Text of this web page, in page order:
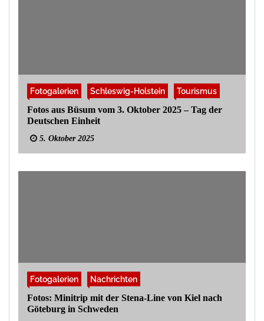
Fotogalerien Schleswig-Holstein
Tourismus
Fotos aus Büsum vom 3. Oktober 2025 – Tag der
Deutschen Einheit
5. Oktober 2025
Fotogalerien
Nachrichten
Fotos: Minitrip mit der Stena-Line von Kiel nach
Göteburg in Schweden